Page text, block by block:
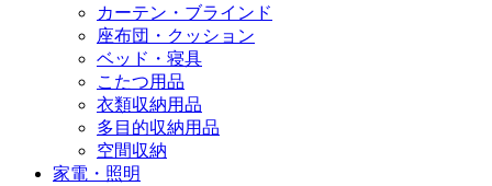
カーテン・ブラインド
座布団・クッション
ベッド・寝具
こたつ用品
衣類収納用品
多目的収納用品
空間収納
家電・照明